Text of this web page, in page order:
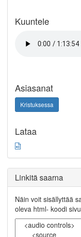
Kuuntele
Asiasanat
Kristuksessa
Lataa
Linkitä saarna
Näin voit sisällyttää
oleva html- koodi